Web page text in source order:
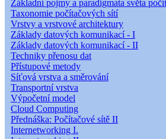
Základní pojmy a paradigmata světa
Taxonomie počítačových sítí
Vrstvy a vrstvové architektury
Základy datových komunikací - I
Základy datových komunikací - II
Techniky přenosu dat
Přístupové metody
Síťová vrstva a směrování
Transportní vrstva
Výpočetní model
Cloud Computing
Přednáška: Počítačové sítě II
Internetworking I.